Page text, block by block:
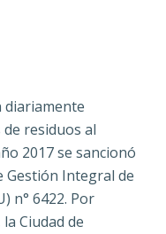
diariamente
residuos al
2017 se sancionó
Gestión Integral de
n° 6422. Por
Ciudad de